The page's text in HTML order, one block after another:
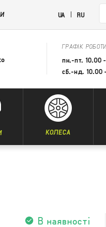
RU
UA
ГРАФІК
пн.-пт. 10.00
сб.-нд. 10.00
КОЛЕСА
В наявності